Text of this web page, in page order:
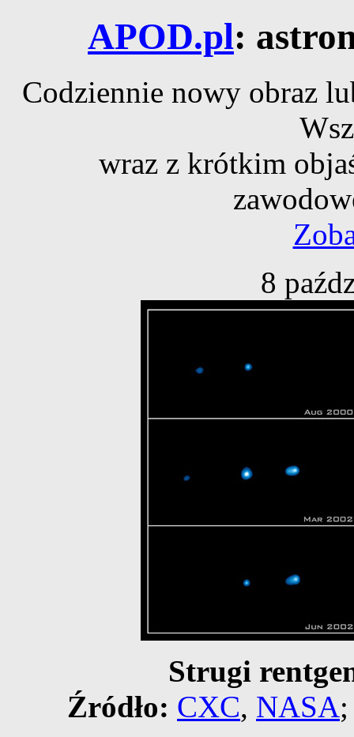
APOD.pl:
Codziennie nowy obraz
wraz z krótkim
8
Strugi
Źródło: CXC, NASA